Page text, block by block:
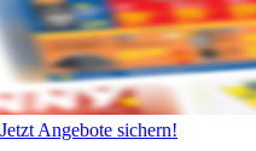
Jetzt Angebote sichern!